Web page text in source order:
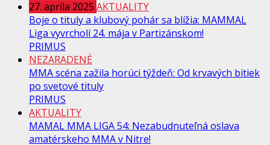
27. apríla 2025 AKTUALITY
Boje o tituly a klubový pohár sa blížia: MAMMAL
Liga vyvrcholí 24. mája v Partizánskom!
PRIMUS
NEZARADENÉ
MMA scéna zažila horúci týždeň: Od krvavých bitiek
po svetové tituly
PRIMUS
AKTUALITY
MAMAL MMA LIGA 54: Nezabudnuteľná oslava
amatérskeho MMA v Nitre!